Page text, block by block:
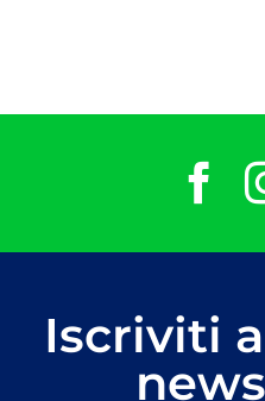
Iscriviti